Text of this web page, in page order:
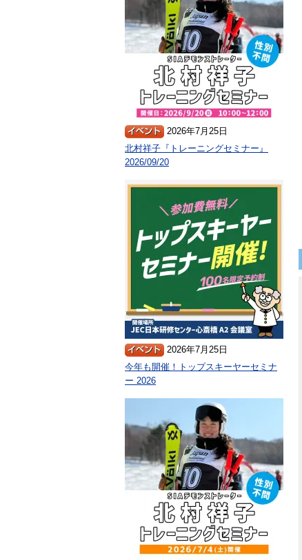
2026年7月25日
北村祥子『トレーニングセミナー』
2026/09/20
2026年7月25日
今年も開催！トップスキーヤーセミナ
ー 2026